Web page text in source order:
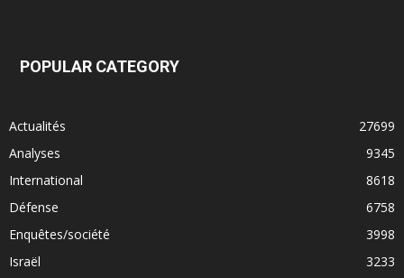
POPULAR CATEGORY
Actualités
27699
Analyses
9345
International
8618
Défense
6758
Enquêtes/société
3998
Israël
3233